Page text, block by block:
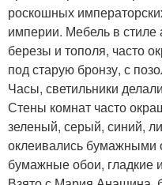
роскошных
империи. Мебель в стиле
березы и тополя, часто
под старую бронзу, с
Часы, светильники
Стены комнат часто
зеленый, серый, синий,
оклеивались бумажными
бумажные обои, гладкие